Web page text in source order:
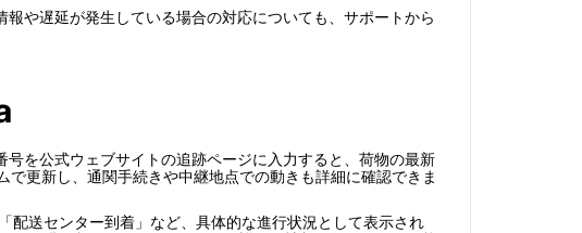
や遅延が発生している場合の対応についても、サポートから
を公式ウェブサイトの追跡ページに入力すると、荷物の最新
更新し、通関手続きや中継地点での動きも詳細に確認できま
配送センター到着」など、具体的な進行状況として表示され